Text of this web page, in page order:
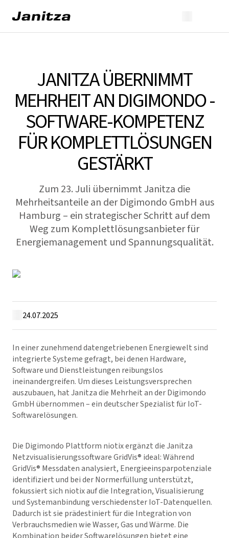
JANITZA ÜBERNIMMT
MEHRHEIT AN DIGIMONDO -
SOFTWARE-KOMPETENZ
FÜR KOMPLETTLÖSUNGEN
GESTÄRKT
Zum 23. Juli übernimmt Janitza die
Mehrheitsanteile an der Digimondo GmbH aus
Hamburg – ein strategischer Schritt auf dem
Weg zum Komplettlösungsanbieter für
Energiemanagement und Spannungsqualität.
24.07.2025
In einer zunehmend datengetriebenen Energiewelt sind
integrierte Systeme gefragt, bei denen Hardware,
Software und Dienstleistungen reibungslos
ineinandergreifen. Um dieses Leistungsversprechen
auszubauen, hat Janitza die Mehrheit an der Digimondo
GmbH übernommen – ein deutscher Spezialist für IoT-
Softwarelösungen.
Die Digimondo Plattform niotix ergänzt die Janitza
NetzvisualisierungssoftwareGridVis® ideal: Während
GridVis® Messdaten analysiert, Energieeinsparpotenziale
identifiziert und bei der Normerfüllung unterstützt,
fokussiert sich niotix auf die Integration, Visualisierung
und Systemanbindung verschiedenster IoT-Datenquellen.
Dadurch ist sie prädestiniert für die Integration von
Verbrauchsmedien wie Wasser, Gas und Wärme. Die